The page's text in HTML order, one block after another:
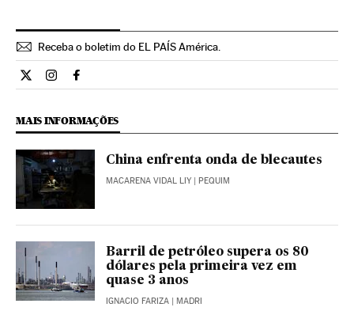
Receba o boletim do EL PAÍS América.
Economia El País Brasil en Twitter
Economia El País Brasil en Instagram
Economia El País Brasil en Facebook
MAIS INFORMAÇÕES
China enfrenta onda de blecautes
MACARENA VIDAL LIY | PEQUIM
Barril de petróleo supera os 80
dólares pela primeira vez em
quase 3 anos
IGNACIO FARIZA | MADRI